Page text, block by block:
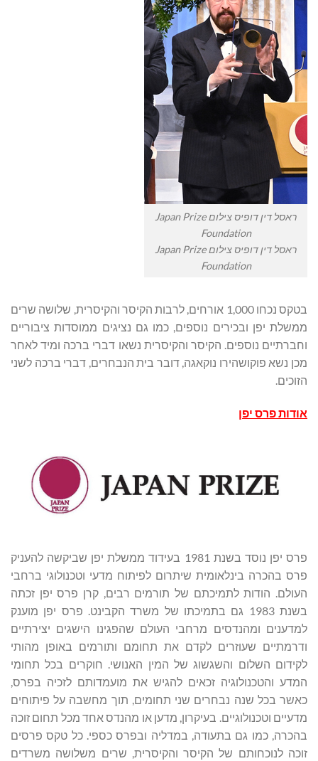
ראסל דין דופיס צילום Japan Prize
Foundation
ראסל דין דופיס צילום Japan Prize
Foundation
בטקס נכחו 1,000 אורחים, לרבות הקיסר והקיסרית, שלושה שרים
ממשלת יפן ובכירים נוספים, כמו גם נציגים ממוסדות ציבוריים
וחברתיים נוספים. הקיסר והקיסרית נשאו דברי ברכה ומיד לאחר
מכן נשא פוקושהירו נוקאגה, דובר בית הנבחרים, דברי ברכה לשני
הזוכים.
אודות פרס יפן
פרס יפן נוסד בשנת 1981 בעידוד ממשלת יפן שביקשה להעניק
פרס בהכרה בינלאומית שיתרום לפיתוח מדעי וטכנולוגי ברחבי
העולם. הודות לתמיכתם של תורמים רבים, קרן פרס יפן זכתה
בשנת 1983 גם בתמיכתו של משרד הקבינט. פרס יפן מוענק
למדענים ומהנדסים מרחבי העולם שהפגינו הישגים יצירתיים
ודרמתיים שעוזרים לקדם את תחומם ותורמים באופן מהותי
לקידום השלום והשגשוג של המין האנושי. חוקרים בכל תחומי
המדע והטכנולוגיה זכאים להגיש את מועמדותם לזכיה בפרס,
כאשר בכל שנה נבחרים שני תחומים, תוך מחשבה על פיתוחים
מדעיים וטכנולוגיים. בעיקרון, מדען או מהנדס אחד מכל תחום זוכה
בהכרה, כמו גם בתעודה, במדליה ובפרס כספי. כל טקס פרסים
זוכה לנוכחותם של הקיסר והקיסרית, שרים משלושה משרדים